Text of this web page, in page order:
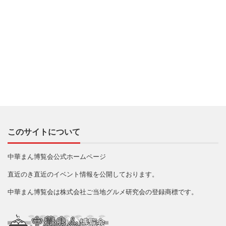
このサイトについて
中華まん博覧会公式ホームページ
直近のき直近のイベント情報を公開しております。
中華まん博覧会は株式会社ご当地グルメ研究会の登録商標です。